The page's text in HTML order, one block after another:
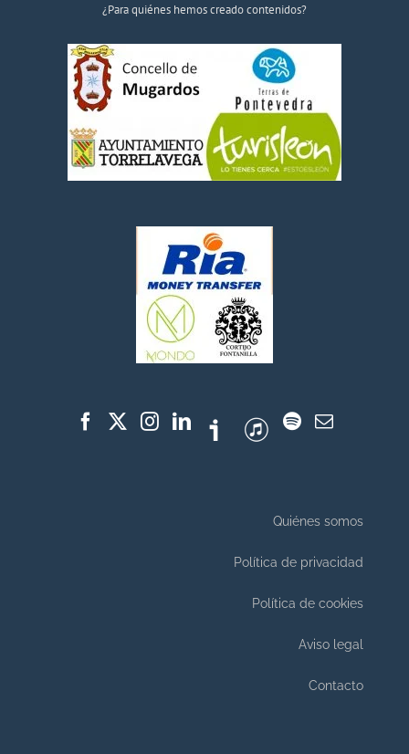
¿Para quiénes hemos creado contenidos?
Quiénes somos
Política de privacidad
Política de cookies
Aviso legal
Contacto